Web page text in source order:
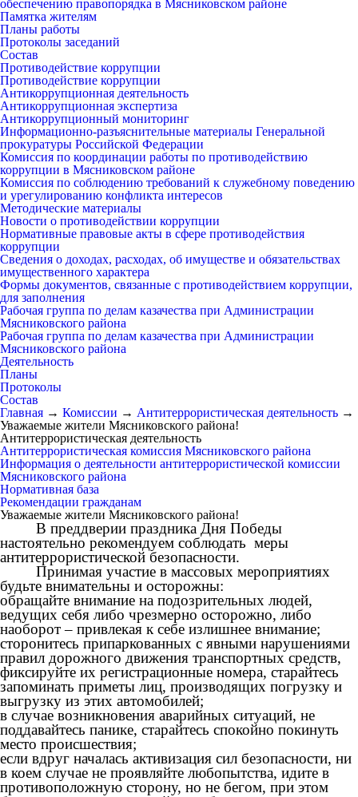
обеспечению правопорядка в Мясниковском районе
Памятка жителям
Планы работы
Протоколы заседаний
Состав
Противодействие коррупции
Противодействие коррупции
Антикоррупционная деятельность
Антикоррупционная экспертиза
Антикоррупционный мониторинг
Информационно-разъяснительные материалы Генеральной
прокуратуры Российской Федерации
Комиссия по координации работы по противодействию
коррупции в Мясниковском районе
Комиссия по соблюдению требований к служебному поведению
и урегулированию конфликта интересов
Методические материалы
Новости о противодействии коррупции
Нормативные правовые акты в сфере противодействия
коррупции
Сведения о доходах, расходах, об имуществе и обязательствах
имущественного характера
Формы документов, связанные с противодействием коррупции,
для заполнения
Рабочая группа по делам казачества при Администрации
Мясниковского района
Рабочая группа по делам казачества при Администрации
Мясниковского района
Деятельность
Планы
Протоколы
Состав
Главная → Комиссии → Антитеррористическая деятельность →
Уважаемые жители Мясниковского района!
Антитеррористическая деятельность
Антитеррористическая комиссия Мясниковского района
Информация о деятельности антитеррористической комиссии
Мясниковского района
Нормативная база
Рекомендации гражданам
Уважаемые жители Мясниковского района!
В преддверии праздника Дня Победы
настоятельно рекомендуем соблюдать меры
антитеррористической безопасности.
Принимая участие в массовых мероприятиях
будьте внимательны и осторожны:
обращайте внимание на подозрительных людей,
ведущих себя либо чрезмерно осторожно, либо
наоборот – привлекая к себе излишнее внимание;
сторонитесь припаркованных с явными нарушениями
правил дорожного движения транспортных средств,
фиксируйте их регистрационные номера, старайтесь
запоминать приметы лиц, производящих погрузку и
выгрузку из этих автомобилей;
в случае возникновения аварийных ситуаций, не
поддавайтесь панике, старайтесь спокойно покинуть
место происшествия;
если вдруг началась активизация сил безопасности, ни
в коем случае не проявляйте любопытства, идите в
противоположную сторону, но не бегом, при этом